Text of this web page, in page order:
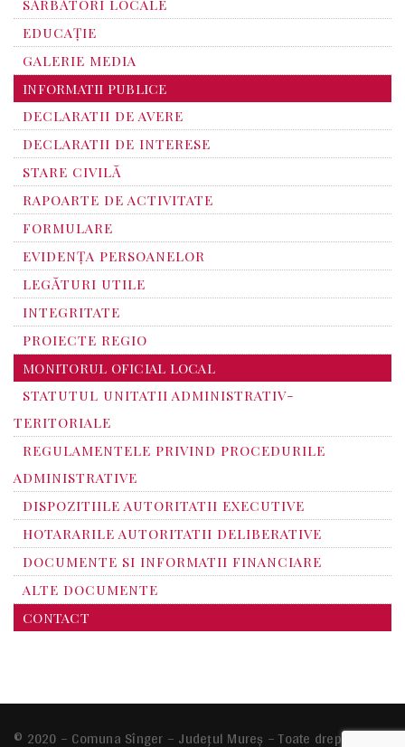
SĂRBĂTORI LOCALE
EDUCAȚIE
GALERIE MEDIA
INFORMATII PUBLICE
DECLARATII DE AVERE
DECLARATII DE INTERESE
STARE CIVILĂ
RAPOARTE DE ACTIVITATE
FORMULARE
EVIDENȚA PERSOANELOR
LEGĂTURI UTILE
INTEGRITATE
PROIECTE REGIO
MONITORUL OFICIAL LOCAL
STATUTUL UNITATII ADMINISTRATIV-
TERITORIALE
REGULAMENTELE PRIVIND PROCEDURILE
ADMINISTRATIVE
DISPOZITIILE AUTORITATII EXECUTIVE
HOTARARILE AUTORITATII DELIBERATIVE
DOCUMENTE SI INFORMATII FINANCIARE
ALTE DOCUMENTE
CONTACT
© 2020 – Comuna Sînger – Județul Mureș – Toate drepturile